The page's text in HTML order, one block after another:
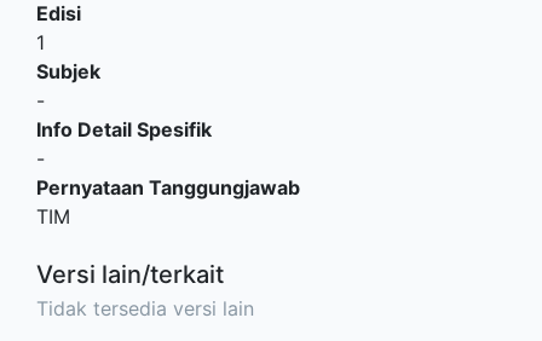
Edisi
1
Subjek
-
Info Detail Spesifik
-
Pernyataan Tanggungjawab
TIM
Versi lain/terkait
Tidak tersedia versi lain